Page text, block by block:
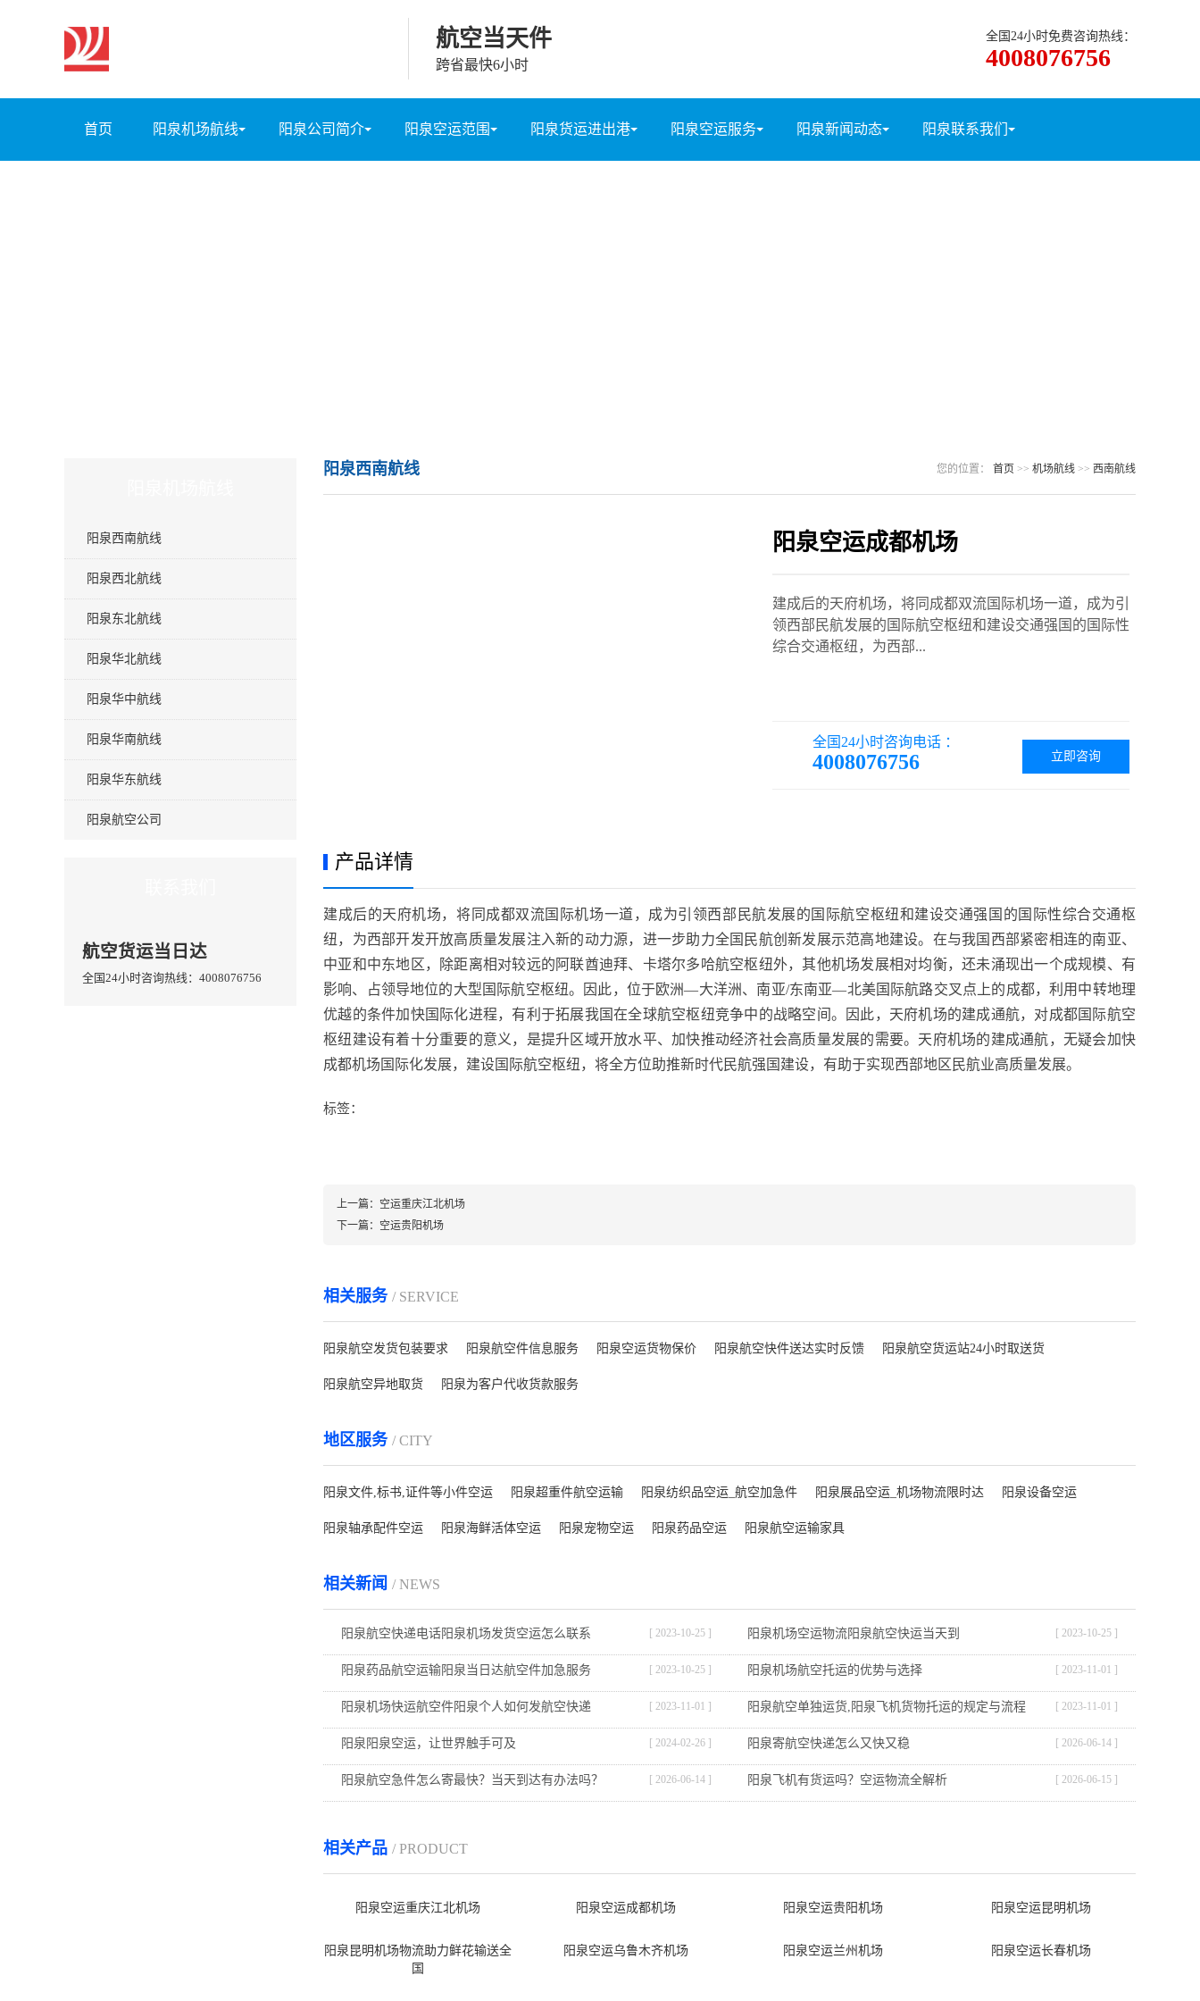
航空当天件
跨省最快6小时
全国24小时免费咨询热线：
4008076756
首页 阳泉机场航线 阳泉公司简介 阳泉空运范围 阳泉货运进出港 阳泉空运服务 阳泉新闻动态 阳泉联系我们
阳泉西南航线
阳泉西北航线
阳泉东北航线
阳泉华北航线
阳泉华中航线
阳泉华南航线
阳泉华东航线
阳泉航空公司
航空货运当日达
全国24小时咨询热线：4008076756
您的位置： 首页 >> 机场航线 >> 西南航线
阳泉西南航线
阳泉空运成都机场
建成后的天府机场，将同成都双流国际机场一道，成为引
领西部民航发展的国际航空枢纽和建设交通强国的国际性
综合交通枢纽，为西部...
立即咨询
全国24小时咨询电话 ：
4008076756
产品详情
建成后的天府机场，将同成都双流国际机场一道，成为引领西部民航发展的国际航空枢纽和建设交通强国的国际性综合交通枢
纽，为西部开发开放高质量发展注入新的动力源，进一步助力全国民航创新发展示范高地建设。在与我国西部紧密相连的南亚、
中亚和中东地区，除距离相对较远的阿联酋迪拜、卡塔尔多哈航空枢纽外，其他机场发展相对均衡，还未涌现出一个成规模、有
影响、占领导地位的大型国际航空枢纽。因此，位于欧洲—大洋洲、南亚/东南亚—北美国际航路交叉点上的成都，利用中转地理
优越的条件加快国际化进程，有利于拓展我国在全球航空枢纽竞争中的战略空间。因此，天府机场的建成通航，对成都国际航空
枢纽建设有着十分重要的意义，是提升区域开放水平、加快推动经济社会高质量发展的需要。天府机场的建成通航，无疑会加快
成都机场国际化发展，建设国际航空枢纽，将全方位助推新时代民航强国建设，有助于实现西部地区民航业高质量发展。
标签：
上一篇： 空运重庆江北机场
下一篇： 空运贵阳机场
相关服务 / SERVICE
阳泉航空发货包装要求 阳泉航空件信息服务 阳泉空运货物保价 阳泉航空快件送达实时反馈 阳泉航空货运站24小时取送货
阳泉航空异地取货 阳泉为客户代收货款服务
地区服务 / CITY
阳泉文件,标书,证件等小件空运 阳泉超重件航空运输 阳泉纺织品空运_航空加急件 阳泉展品空运_机场物流限时达 阳泉设备空运
阳泉轴承配件空运 阳泉海鲜活体空运 阳泉宠物空运 阳泉药品空运 阳泉航空运输家具
相关新闻 / NEWS
阳泉航空快递电话阳泉机场发货空运怎么联系 [ 2023-10-25 ] 阳泉机场空运物流阳泉航空快运当天到 [ 2023-10-25 ]
阳泉药品航空运输阳泉当日达航空件加急服务 [ 2023-10-25 ] 阳泉机场航空托运的优势与选择 [ 2023-11-01 ]
阳泉机场快运航空件阳泉个人如何发航空快递 [ 2023-11-01 ] 阳泉航空单独运货,阳泉飞机货物托运的规定与流程 [ 2023-11-01 ]
阳泉阳泉空运，让世界触手可及 [ 2024-02-26 ] 阳泉寄航空快递怎么又快又稳 [ 2026-06-14 ]
阳泉航空急件怎么寄最快？当天到达有办法吗？ [ 2026-06-14 ] 阳泉飞机有货运吗？空运物流全解析 [ 2026-06-15 ]
相关产品 / PRODUCT
阳泉空运重庆江北机场 阳泉空运成都机场 阳泉空运贵阳机场 阳泉空运昆明机场
阳泉昆明机场物流助力鲜花输送全
国
阳泉空运乌鲁木齐机场 阳泉空运兰州机场 阳泉空运长春机场